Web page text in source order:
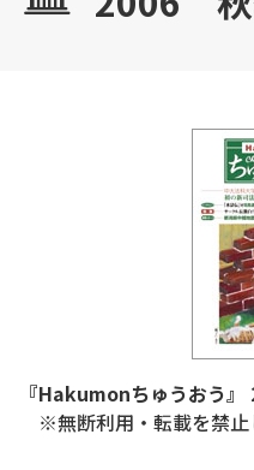
『Hakumonちゅうおう』
※無断利用・転載を禁止